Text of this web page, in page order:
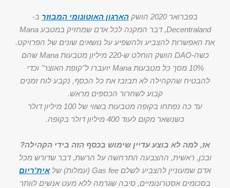
בפברואר 2020 הושק הארגון האוטונומי המבוזר ב-
Decentraland, דבר המקנה לכל אדם שמחזיק במטבע Mana
את האפשרות להצביע ולהשפיע על נושאים שונים של הפרויקט.
כשה-DAO הושק הוחלט ש-220 מיליון מטבעות Mana שהם
10% מסך כל מטבעות Mana יועברו ל"קופת האוצר" וכדי
להבטיח שהקהילה לא תבזבז את כל הכסף, נקבע לוח זמנים
קבוע לשחרור הכספים מראש.
עד כה נפתחו בקופה מטבעות בשווי של 100 מיליון דולר
כשנשאר מקום לעוד 400 מיליון דולר בקופה.
אז, למה לא בוצע עדיין שימוש בכסף הזה בידי הקהילה?
ובכן, ראשית, ההצבעה התרחשה על הרשת, דבר שדורש מכל
אדם שמעוניין להצביע לשלם Gas fee (עמלות) של
אית'ריום
בסכומים אסטרונומיים, סיבה שגרמה ללא מעט אנשים לוותר